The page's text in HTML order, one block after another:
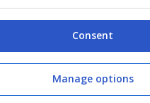
te e la tua casa e
di un aiuto e lui lo sa.
tenerlo con te,
trova una casa che
Consent
Manage options